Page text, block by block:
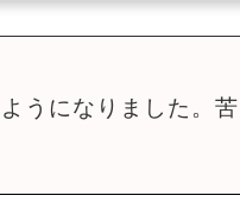
うになりました。